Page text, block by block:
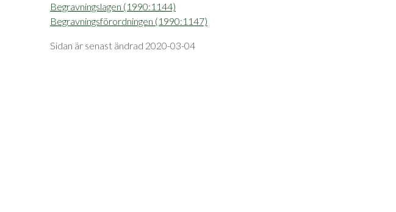
Begravningslagen (1990:1144)
Begravningsförordningen (1990:1147)
Sidan är senast ändrad 2020-03-04